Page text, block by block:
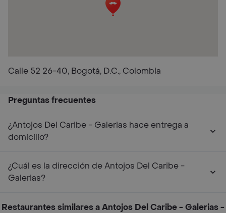
Calle 52 26-40, Bogotá, D.C., Colombia
Preguntas frecuentes
¿Antojos Del Caribe - Galerias hace entrega a
domicilio?
¿Cuál es la dirección de Antojos Del Caribe -
Galerias?
Restaurantes similares a Antojos Del Caribe - Galerias -